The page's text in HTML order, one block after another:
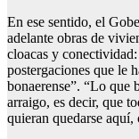
En ese sentido, el
adelante obras de
cloacas y
postergaciones que le
bonaerense”. “Lo que
arraigo, es decir, que
quieran quedarse